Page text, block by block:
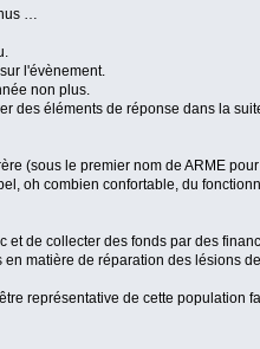
…
l'évènement.
non plus.
des éléments de réponse dans la
(sous le premier nom de ARME
oh combien confortable, du
et de collecter des fonds par des
matière de réparation des lésions
représentative de cette population